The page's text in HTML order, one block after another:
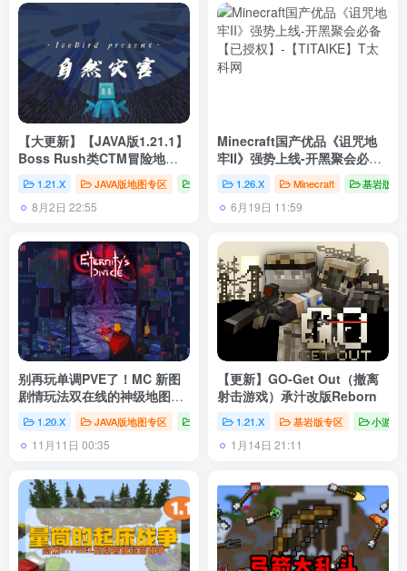
【大更新】【JAVA版1.21.1】
Boss Rush类CTM冒险地图
《自然灾害》V1.6—支持简
中！1.21.X JAVA版地图专区 Minecraft # Minecraft # 我的世界 #
8月2日 22:55
Minecraft国产优品《诅咒地
牢II》强势上线-开黑聚会必备
【已授权】
1.26.X Minecraft 基岩版专
6月19日 11:59
别再玩单调PVE了！MC 新图
剧情玩法双在线的神级地图隙
不可逾！
1.20.X JAVA版地图专区 # RPG # 多人地图 # 1.20.4
11月11日 00:35
【更新】GO-Get Out（撤离
射击游戏）承汁改版Reborn
1.21.X 基岩版专区 小游戏
1月14日 21:11